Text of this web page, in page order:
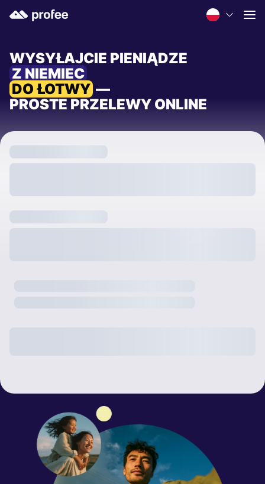
WYSYŁAJCIE PIENIĄDZE
Z NIEMIEC
DO ŁOTWY —
PROSTE PRZELEWY ONLINE